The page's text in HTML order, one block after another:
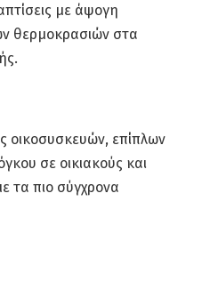
με άψογη
θερμοκρασιών στα
οικοσυσκευών, επίπλων
σε οικιακούς και
τα πιο σύγχρονα